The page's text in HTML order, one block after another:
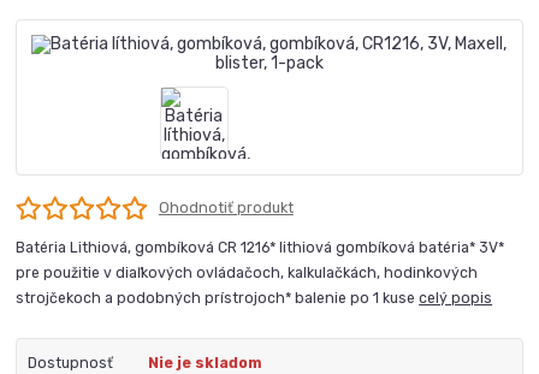
Ohodnotiť produkt
Batéria Lithiová, gombíková CR 1216* lithiová gombíková batéria* 3V*
pre použitie v diaľkových ovládačoch, kalkulačkách, hodinkových
strojčekoch a podobných prístrojoch* balenie po 1 kusecelý popis
Dostupnosť Nie je skladom